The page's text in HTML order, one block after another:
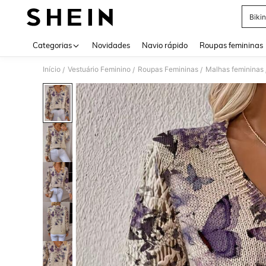
Categorias Novidades Navio rápido Roupas femininas
Início / Vestuário Feminino / Roupas Femininas / Malhas femininas